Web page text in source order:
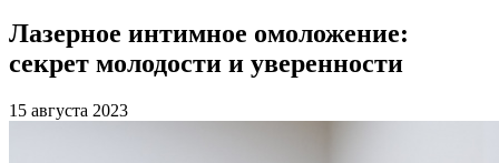
Лазерное интимное омоложение:
секрет молодости и уверенности
15 августа 2023